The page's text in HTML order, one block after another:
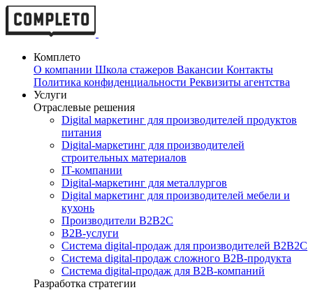
Комплето
О компании Школа стажеров Вакансии Контакты
Политика конфиденциальности Реквизиты агентства
Услуги
Отраслевые решения
Digital маркетинг для производителей продуктов
питания
Digital-маркетинг для производителей
строительных материалов
IT-компании
Digital-маркетинг для металлургов
Digital маркетинг для производителей мебели и
кухонь
Производители B2B2C
B2B-услуги
Cистема digital-продаж для производителей B2B2C
Система digital-продаж сложного B2B-продукта
Система digital-продаж для B2B-компаний
Разработка стратегии